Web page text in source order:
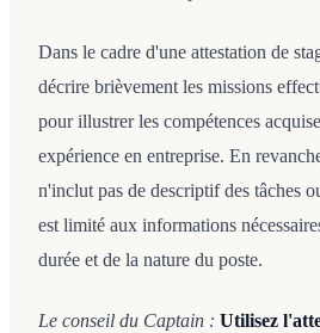
Dans le cadre d'une attestation de
décrire brièvement les missions
pour illustrer les compétences
expérience en entreprise. En
n'inclut pas de descriptif des tâches
est limité aux informations
durée et de la nature du poste.
Le conseil du Captain : Utilisez